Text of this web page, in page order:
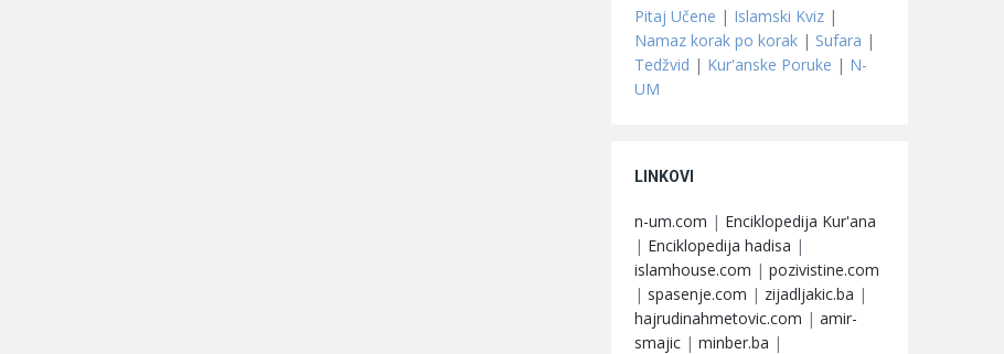
Pitaj Učene | Islamski Kviz |
Namaz korak po korak | Sufara |
Tedžvid | Kur'anske Poruke | N-
UM
LINKOVI
n-um.com | Enciklopedija Kur'ana
| Enciklopedija hadisa |
islamhouse.com | pozivistine.com
| spasenje.com | zijadljakic.ba |
hajrudinahmetovic.com | amir-
smajic | minber.ba |